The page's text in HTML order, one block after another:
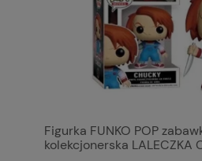
Figurka FUNKO POP
kolekcjonerska LALECZKA